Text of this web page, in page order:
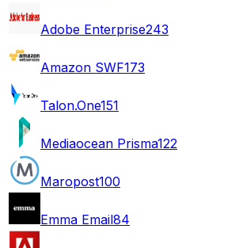
Adobe Enterprise243
Amazon SWF173
Talon.One151
Mediaocean Prisma122
Maropost100
Emma Email84